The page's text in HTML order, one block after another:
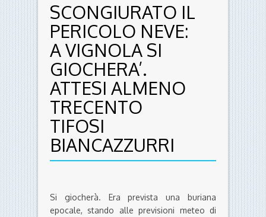
SCONGIURATO IL
PERICOLO NEVE:
A VIGNOLA SI
GIOCHERA’.
ATTESI ALMENO
TRECENTO
TIFOSI
BIANCAZZURRI
Si giocherà. Era prevista una buriana
epocale, stando alle previsioni meteo di